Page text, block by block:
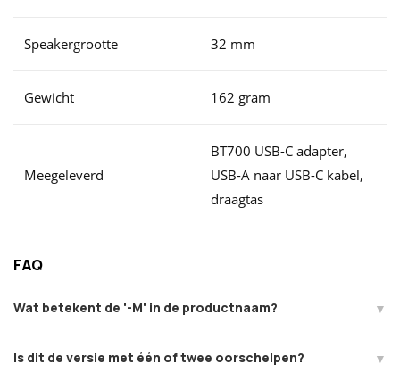
Speakergrootte 32 mm
Gewicht 162 gram
Meegeleverd
BT700 USB-C adapter,
USB-A naar USB-C kabel,
draagtas
FAQ
Wat betekent de '-M' in de productnaam?
Is dit de versie met één of twee oorschelpen?